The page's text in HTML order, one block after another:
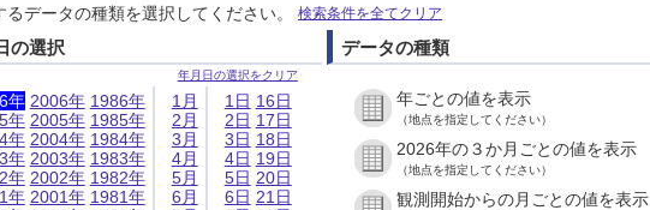
データの種類を選択してください。 検索条件を全てクリア
の選択
年月日の選択をクリア
年
年
年
年
年
年
2006年
2005年
2004年
2003年
2002年
2001年
1986年
1985年
1984年
1983年
1982年
1981年
1月
2月
3月
4月
5月
6月
1日
2日
3日
4日
5日
6日
16日
17日
18日
19日
20日
21日
データの種類
年ごとの値を表示
（地点を指定してください）
2026年の３か月ごとの値を表示
（地点を指定してください）
観測開始からの月ごとの値を表示